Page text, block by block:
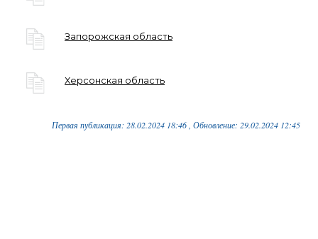
Запорожская область
Херсонская область
Первая публикация: 28.02.2024 18:46 , Обновление: 29.02.2024 12:45